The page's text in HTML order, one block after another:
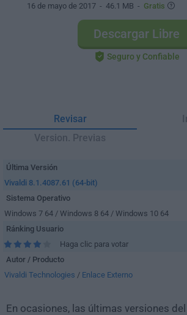
16 de mayo de 2017 - 46.1 MB - Gratis
Descargar Libre
Seguro y Confiable
Revisar
Version. Previas
Última Versión
Vivaldi 8.1.4087.61 (64-bit)
Sistema Operativo
Windows 7 64 / Windows 8 64 / Windows 10 64
Ránking Usuario
Haga clic para votar
Autor / Producto
Vivaldi Technologies / Enlace Externo
En ocasiones, las últimas versiones